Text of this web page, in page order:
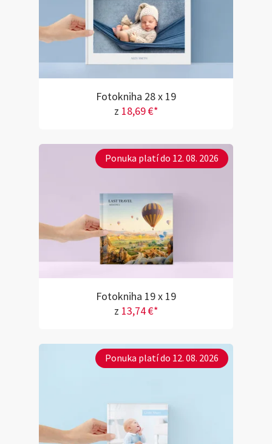
Fotokniha 28 x 19
z 18,69 €*
Ponuka platí do 12. 08. 2026
Fotokniha 19 x 19
z 13,74 €*
Ponuka platí do 12. 08. 2026